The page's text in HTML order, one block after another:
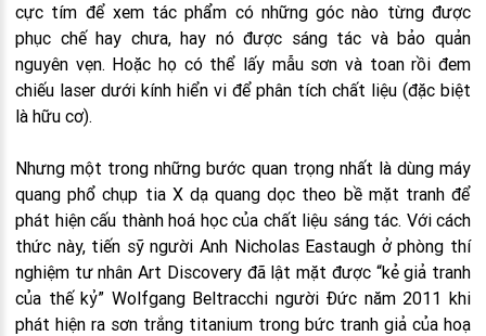
cực tím để xem tác phẩm có những góc nào từng được
phục chế hay chưa, hay nó được sáng tác và bảo quản
nguyên vẹn. Hoặc họ có thể lấy mẫu sơn và toan rồi đem
chiếu laser dưới kính hiển vi để phân tích chất liệu (đặc biệt
là hữu cơ).
Nhưng một trong những bước quan trọng nhất là dùng máy
quang phổ chụp tia X dạ quang dọc theo bề mặt tranh để
phát hiện cấu thành hoá học của chất liệu sáng tác. Với cách
thức này, tiến sỹ người Anh Nicholas Eastaugh ở phòng thí
nghiệm tư nhân Art Discovery đã lật mặt được “kẻ giả tranh
của thế kỷ” Wolfgang Beltracchi người Đức năm 2011 khi
phát hiện ra sơn trắng titanium trong bức tranh giả của hoạ